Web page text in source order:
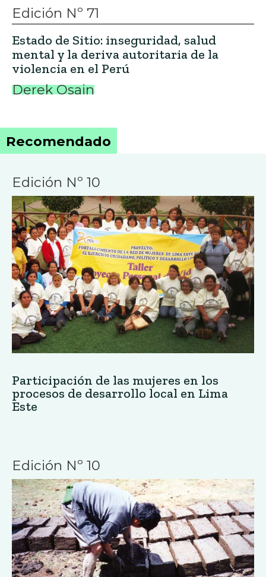
Edición Nº 71
Estado de Sitio: inseguridad, salud
mental y la deriva autoritaria de la
violencia en el Perú
Derek Osain
Recomendado
Edición Nº 10
Participación de las mujeres en los
procesos de desarrollo local en Lima
Este
Edición Nº 10